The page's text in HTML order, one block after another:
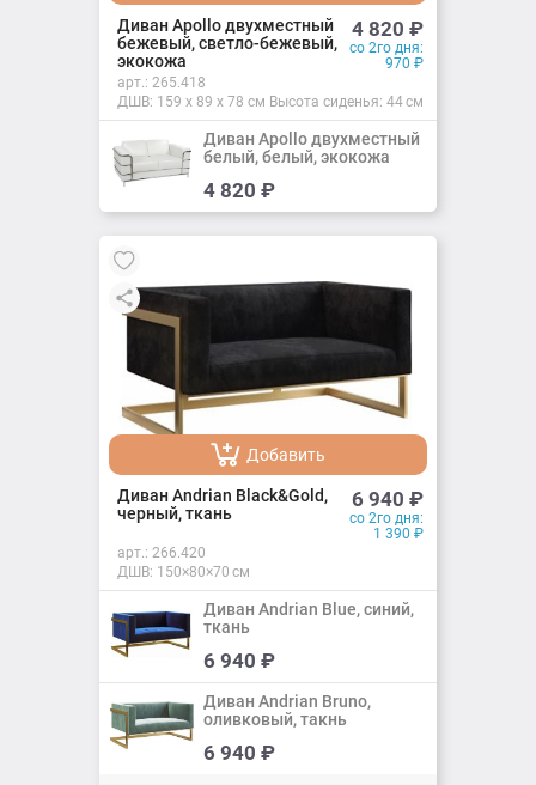
Добавлено
Диван Apollo двухместный
бежевый, светло-бежевый,
экокожа
4 820 ₽
со 2го дня:
970 ₽
арт.: 265.418
ДШВ: 159 х 89 х 78 см Высота сиденья: 44 см
Добавить
Добавлено
Диван Apollo двухместный
белый, белый, экокожа
4 820 ₽
Добавить
Добавлено
Диван Andrian Black&Gold,
черный, ткань
6 940 ₽
со 2го дня:
1 390 ₽
арт.: 266.420
ДШВ: 150×80×70 см
Добавить
Добавлено
Диван Andrian Blue, синий,
ткань
6 940 ₽
Добавить
Диван Andrian Bruno,
оливковый, такнь
6 940 ₽